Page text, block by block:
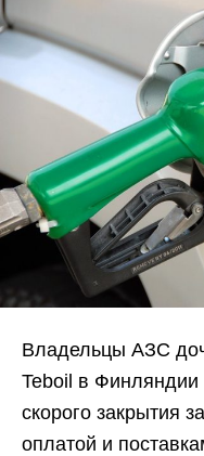
Владельцы АЗС
Teboil в Финляндии
скорого закрытия
оплатой и